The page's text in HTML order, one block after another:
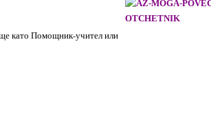
като Помощник-учител или